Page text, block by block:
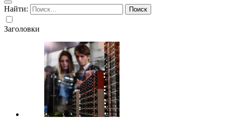
Найти:
Заголовки